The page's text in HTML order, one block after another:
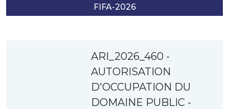
FIFA-2026
ARI_2026_460 -
AUTORISATION
D'OCCUPATION DU
DOMAINE PUBLIC -